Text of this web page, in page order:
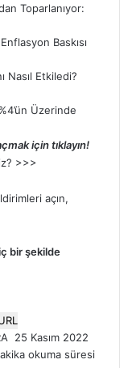
Toparlanıyor:
Baskısı
Nasıl Etkiledi?
Üzerinde
için tıklayın!
>>>
açın,
bir şekilde
Bir
e-
25 Kasım 2022
okuma süresi